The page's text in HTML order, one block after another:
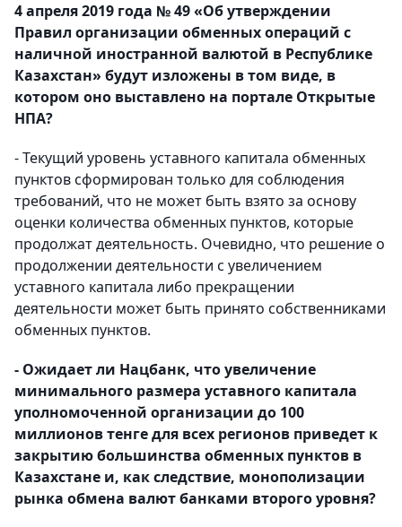
4 апреля 2019 года № 49 «Об утверждении
Правил организации обменных операций с
наличной иностранной валютой в Республике
Казахстан» будут изложены в том виде, в
котором оно выставлено на портале Открытые
НПА?
- Текущий уровень уставного капитала обменных
пунктов сформирован только для соблюдения
требований, что не может быть взято за основу
оценки количества обменных пунктов, которые
продолжат деятельность. Очевидно, что решение о
продолжении деятельности с увеличением
уставного капитала либо прекращении
деятельности может быть принято собственниками
обменных пунктов.
- Ожидает ли Нацбанк, что увеличение
минимального размера уставного капитала
уполномоченной организации до 100
миллионов тенге для всех регионов приведет к
закрытию большинства обменных пунктов в
Казахстане и, как следствие, монополизации
рынка обмена валют банками второго уровня?